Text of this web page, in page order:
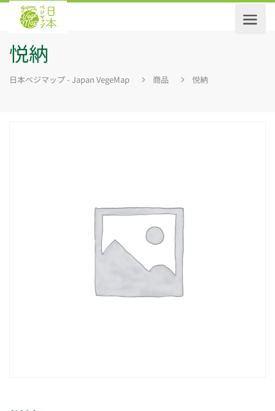
悦納
日本ベジマップ - Japan VegeMap 商品 悦納